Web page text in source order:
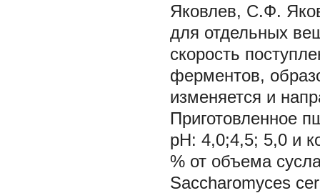
Яковлев, С.Ф.
для отдельных
скорость
ферментов,
изменяется и
Приготовленное
рН: 4,0;4,5; 5,0 и
% от объема
Saccharomyces